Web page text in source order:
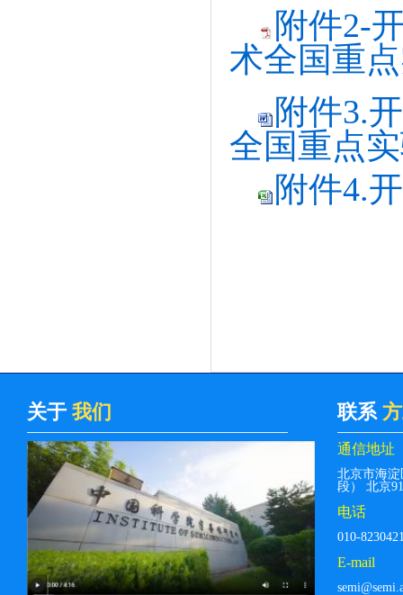
附件2-
术全国重
附件3.
全国重点
附件4.
关于 我们 联系
通信地址
北京市海
段） 北京
电话
010-
E-mail